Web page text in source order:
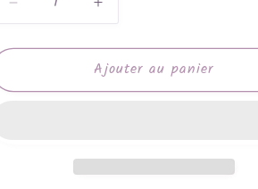
Réduire
la
quantité
Raton
Augmenter
la
quantité
de
Raton
Ajouter au panier